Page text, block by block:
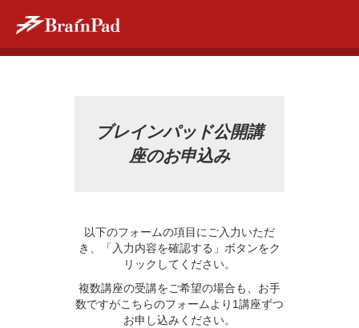
ブレインパッド公開講
座のお申込み
以下のフォームの項目にご入力いただ
き、「入力内容を確認する」ボタンをク
リックしてください。
複数講座の受講をご希望の場合も、お手
数ですがこちらのフォームより1講座ずつ
お申し込みください。